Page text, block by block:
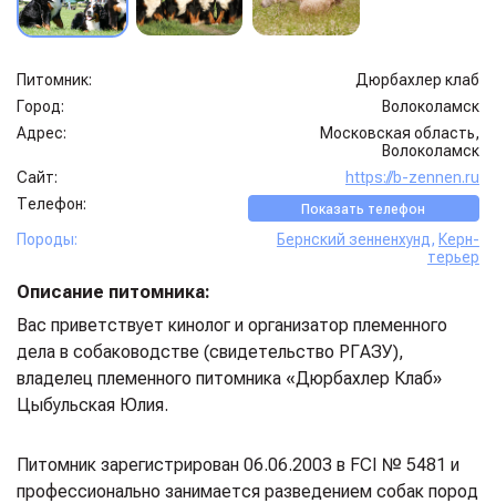
Питомник:
Дюрбахлер клаб
Город:
Волоколамск
Адрес:
Московская область,
Волоколамск
Сайт:
https://b-zennen.ru
Телефон:
Показать телефон
Породы: Бернский зенненхунд, Керн-
терьер
Описание питомника:
Вас приветствует кинолог и организатор племенного
дела в собаководстве (свидетельство РГАЗУ),
владелец племенного питомника «Дюрбахлер Клаб»
Цыбульская Юлия.
Питомник зарегистрирован 06.06.2003 в FCI № 5481 и
профессионально занимается разведением собак пород